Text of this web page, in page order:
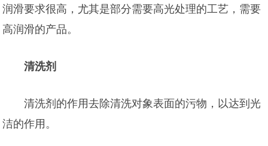
润滑要求很高，尤其是部分需要高光处理的工艺，需要
高润滑的产品。
清洗剂
清洗剂的作用去除清洗对象表面的污物，以达到光
洁的作用。